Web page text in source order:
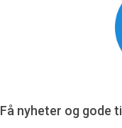
Få nyheter og gode